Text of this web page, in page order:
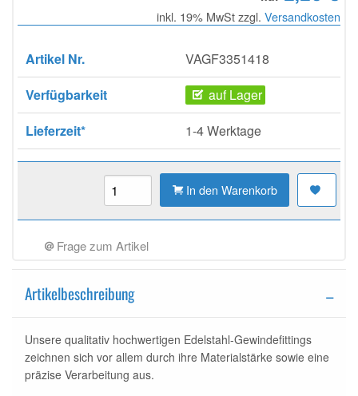
inkl. 19% MwSt zzgl. Versandkosten
Artikel Nr.
VAGF3351418
Verfügbarkeit
auf Lager
Lieferzeit*
1-4 Werktage
In den Warenkorb
Frage zum Artikel
Artikelbeschreibung
Unsere qualitativ hochwertigen Edelstahl-Gewindefittings
zeichnen sich vor allem durch ihre Materialstärke sowie eine
präzise Verarbeitung aus.